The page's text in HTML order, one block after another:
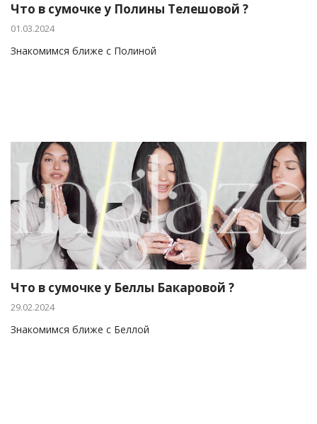
Что в сумочке у Полины Телешовой ?
01.03.2024
Знакомимся ближе с Полиной
Что в сумочке у Беллы Бакаровой ?
29.02.2024
Знакомимся ближе с Беллой